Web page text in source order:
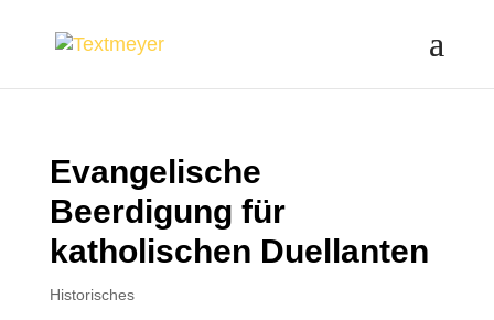
Evangelische
Beerdigung für
katholischen Duellanten
Historisches